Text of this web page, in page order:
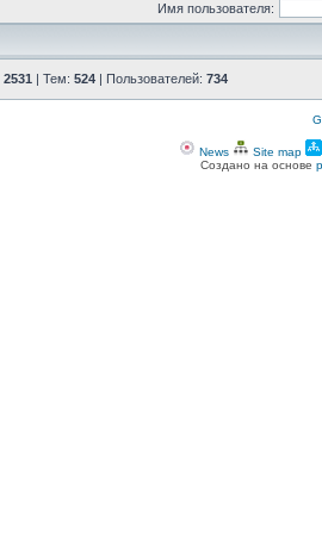
Имя пользователя:
2531 | Тем: 524 | Пользователей: 734
News Site map
Создано на основе